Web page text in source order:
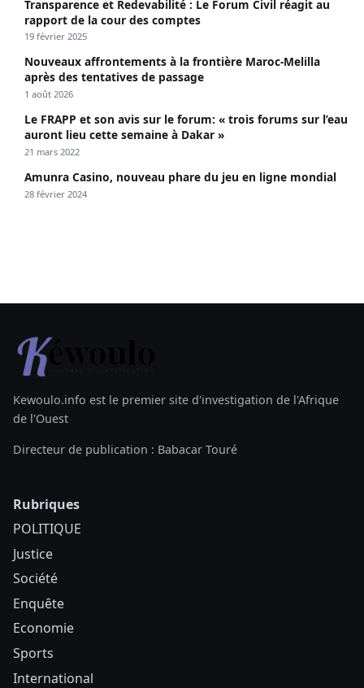
Transparence et Redevabilité : Le Forum Civil réagit au
rapport de la cour des comptes
19 février 2025
Nouveaux affrontements à la frontière Maroc-Melilla
après des tentatives de passage
1 août 2026
Le FRAPP et son avis sur le forum: « trois forums sur l’eau
auront lieu cette semaine à Dakar »
21 mars 2022
Amunra Casino, nouveau phare du jeu en ligne mondial
28 février 2024
Kewoulo.info est le premier site d'investigation de l'Afrique
de l'Ouest
Directeur de publication : Babacar Touré
Rubriques
POLITIQUE
Justice
Société
Enquête
Economie
Sports
International